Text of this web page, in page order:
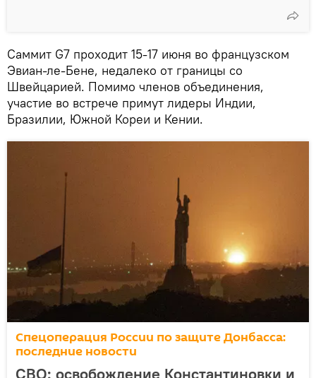
Саммит G7 проходит 15-17 июня во французском
Эвиан-ле-Бене, недалеко от границы со
Швейцарией. Помимо членов объединения,
участие во встрече примут лидеры Индии,
Бразилии, Южной Кореи и Кении.
Спецоперация России по защите Донбасса:
последние новости
СВО: освобождение Константиновки и